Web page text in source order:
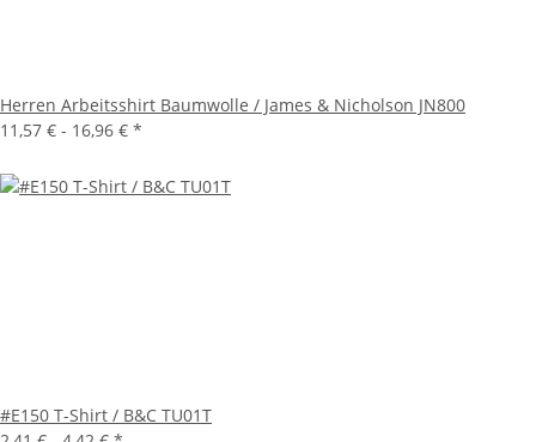
Herren Arbeitsshirt Baumwolle / James & Nicholson JN800
11,57 € - 16,96 € *
#E150 T-Shirt / B&C TU01T